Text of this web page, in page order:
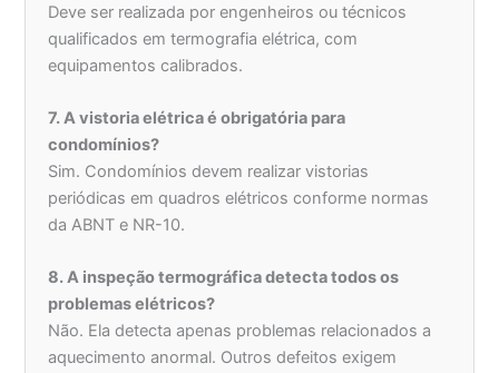
Deve ser realizada por engenheiros ou técnicos
qualificados em termografia elétrica, com
equipamentos calibrados.
7. A vistoria elétrica é obrigatória para
condomínios?
Sim. Condomínios devem realizar vistorias
periódicas em quadros elétricos conforme normas
da ABNT e NR-10.
8. A inspeção termográfica detecta todos os
problemas elétricos?
Não. Ela detecta apenas problemas relacionados a
aquecimento anormal. Outros defeitos exigem